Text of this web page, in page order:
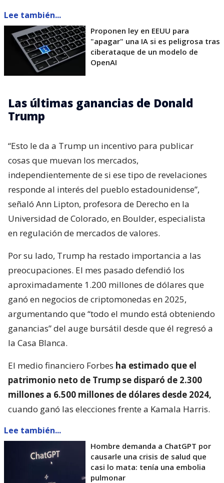
Lee también...
Proponen ley en EEUU para
"apagar" una IA si es peligrosa tras
ciberataque de un modelo de
OpenAI
Las últimas ganancias de Donald
Trump
“Esto le da a Trump un incentivo para publicar
cosas que muevan los mercados,
independientemente de si ese tipo de revelaciones
responde al interés del pueblo estadounidense”,
señaló Ann Lipton, profesora de Derecho en la
Universidad de Colorado, en Boulder, especialista
en regulación de mercados de valores.
Por su lado, Trump ha restado importancia a las
preocupaciones. El mes pasado defendió los
aproximadamente 1.200 millones de dólares que
ganó en negocios de criptomonedas en 2025,
argumentando que “todo el mundo está obteniendo
ganancias” del auge bursátil desde que él regresó a
la Casa Blanca.
El medio financiero Forbes ha estimado que el
patrimonio neto de Trump se disparó de 2.300
millones a 6.500 millones de dólares desde 2024,
cuando ganó las elecciones frente a Kamala Harris.
Lee también...
Hombre demanda a ChatGPT por
causarle una crisis de salud que
casi lo mata: tenía una embolia
pulmonar